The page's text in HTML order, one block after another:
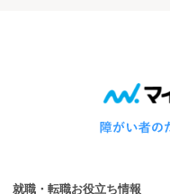
就職・転職お役立ち情報